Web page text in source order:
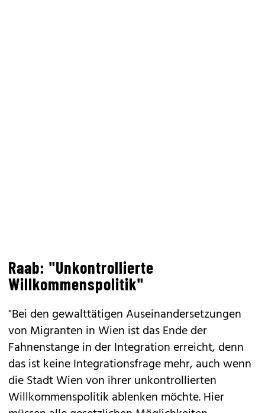
Raab: "Unkontrollierte
Willkommenspolitik"
"Bei den gewalttätigen Auseinandersetzungen
von Migranten in Wien ist das Ende der
Fahnenstange in der Integration erreicht, denn
das ist keine Integrationsfrage mehr, auch wenn
die Stadt Wien von ihrer unkontrollierten
Willkommenspolitik ablenken möchte. Hier